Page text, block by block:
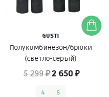
GUSTI
Полукомбинезон/брюки
(светло-серый)
5 299 ₽ 2 650 ₽
4 5